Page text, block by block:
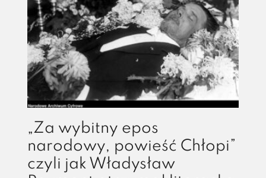
„Za wybitny epos
narodowy, powieść Chłopi”
czyli jak Władysław